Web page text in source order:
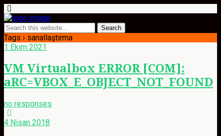
Tags › sanallaştırma
1 Ekim 2021
VM Virtualbox ERROR [COM]:
aRC=VBOX_E_OBJECT_NOT_FOUND
no responses
4 Nisan 2018